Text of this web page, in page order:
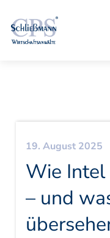
19. August 2025
Wie Intel
– und